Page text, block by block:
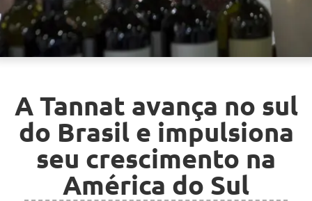
A Tannat avança no sul
do Brasil e impulsiona
seu crescimento na
América do Sul